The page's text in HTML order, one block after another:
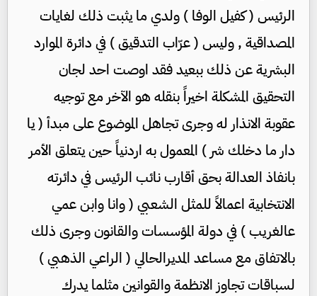
الرئيس ( كفيل الوفا ) ولدي ما يثبت ذلك لغايات
المصداقية , وليس ( عرّاب التدقيق ) في دائرة الموارد
البشرية عن ذلك ببعيد فقد اوصت احد لجان
التحقيق المشكلة اخيراً بنقله هو الآخر مع توجيه
عقوبة الانذار له وجرى تجاهل الموضوع على مبدأ ( يا
دار ما دخلك شر ) المعمول به اردنياً حين يتعلق الأمر
بانفاذ العدالة بحق أقارب نائب الرئيس في دائرته
الانتخابية اعمالاً للمثل الشعبي ( وانا وابن عمي
عالغريب ) في دولة المؤسسات والقانون وجرى ذلك
بالاتفاق مع مساعد المديرالحالي ( الراعي الذهبي )
لسباقات تجاوز الانظمة والقوانين مثلما يدرك